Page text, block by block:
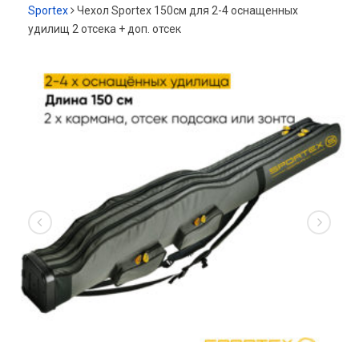
Sportex
Чехол Sportex 150см для 2-4 оснащенных
удилищ 2 отсека + доп. отсек
-20%